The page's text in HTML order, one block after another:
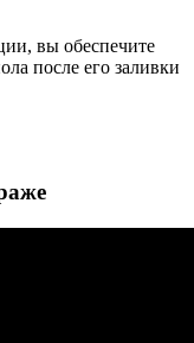
вы обеспечите
после его заливки